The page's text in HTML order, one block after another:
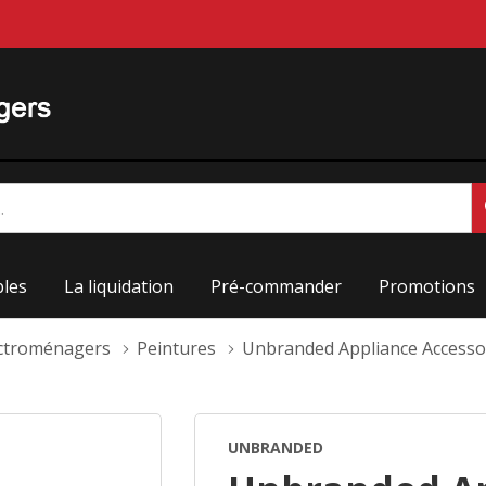
La liquidation Pré-commander Promotions
Peintures Unbranded Appliance
UNBRANDED